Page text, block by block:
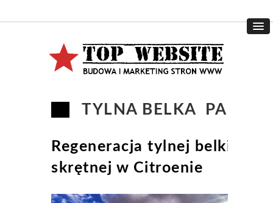
TYLNA BELKA
Regeneracja tylnej belki
skrętnej w Citroenie